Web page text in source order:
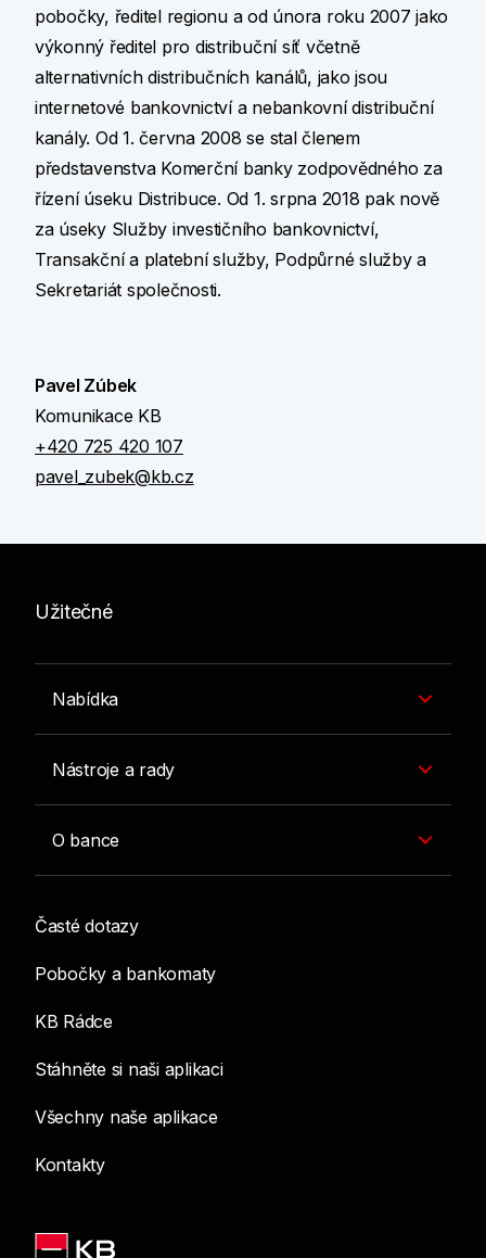
pobočky, ředitel regionu a od února roku 2007 jako
výkonný ředitel pro distribuční síť včetně
alternativních distribučních kanálů, jako jsou
internetové bankovnictví a nebankovní distribuční
kanály. Od 1. června 2008 se stal členem
představenstva Komerční banky zodpovědného za
řízení úseku Distribuce. Od 1. srpna 2018 pak nově
za úseky Služby investičního bankovnictví,
Transakční a platební služby, Podpůrné služby a
Sekretariát společnosti.
Pavel Zúbek
Komunikace KB
+420 725 420 107
pavel_zubek@kb.cz
Užitečné
Nabídka
Nástroje a rady
O bance
Časté dotazy
Pobočky a bankomaty
KB Rádce
Stáhněte si naši aplikaci
Všechny naše aplikace
Kontakty